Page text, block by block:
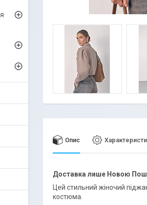
Опис
Доставка лише Новою
Цей стильний жіночий
костюма.